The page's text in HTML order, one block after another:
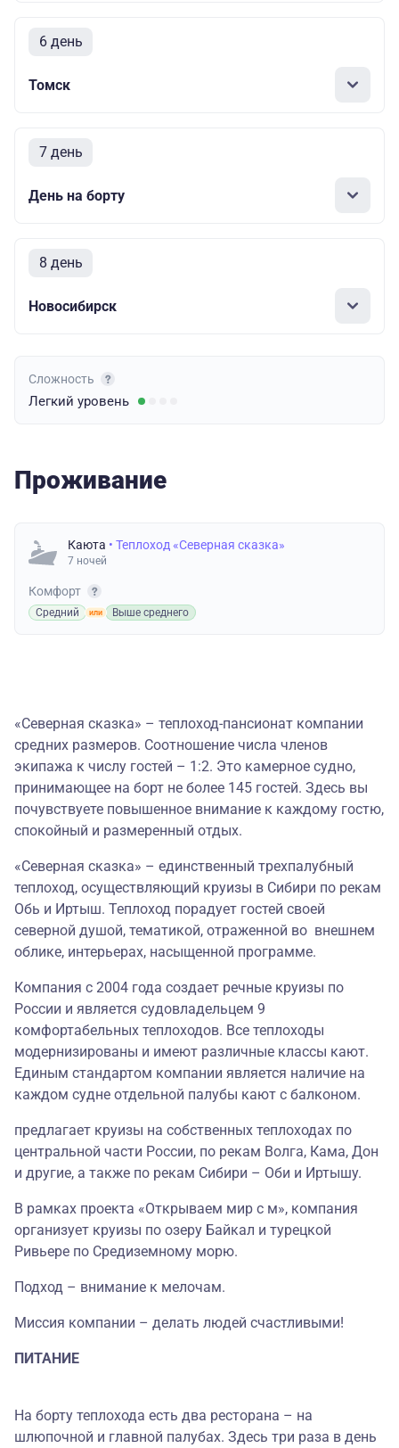
6 день
Томск
7 день
День на борту
8 день
Новосибирск
Сложность
Легкий уровень
Проживание
Каюта • Теплоход «Северная сказка»
7 ночей
Комфорт
Средний Выше среднего
«Северная сказка» – теплоход-пансионат компании
средних размеров. Соотношение числа членов
экипажа к числу гостей – 1:2. Это камерное судно,
принимающее на борт не более 145 гостей. Здесь вы
почувствуете повышенное внимание к каждому гостю,
спокойный и размеренный отдых.
«Северная сказка» – единственный трехпалубный
теплоход, осуществляющий круизы в Сибири по рекам
Обь и Иртыш. Теплоход порадует гостей своей
северной душой, тематикой, отраженной во внешнем
облике, интерьерах, насыщенной программе.
Компания с 2004 года создает речные круизы по
России и является судовладельцем 9
комфортабельных теплоходов. Все теплоходы
модернизированы и имеют различные классы кают.
Единым стандартом компании является наличие на
каждом судне отдельной палубы кают с балконом.
предлагает круизы на собственных теплоходах по
центральной части России, по рекам Волга, Кама, Дон
и другие, а также по рекам Сибири – Оби и Иртышу.
В рамках проекта «Открываем мир с м», компания
организует круизы по озеру Байкал и турецкой
Ривьере по Средиземному морю.
Подход – внимание к мелочам.
Миссия компании – делать людей счастливыми!
ПИТАНИЕ
На борту теплохода есть два ресторана – на
шлюпочной и главной палубах. Здесь три раза в день